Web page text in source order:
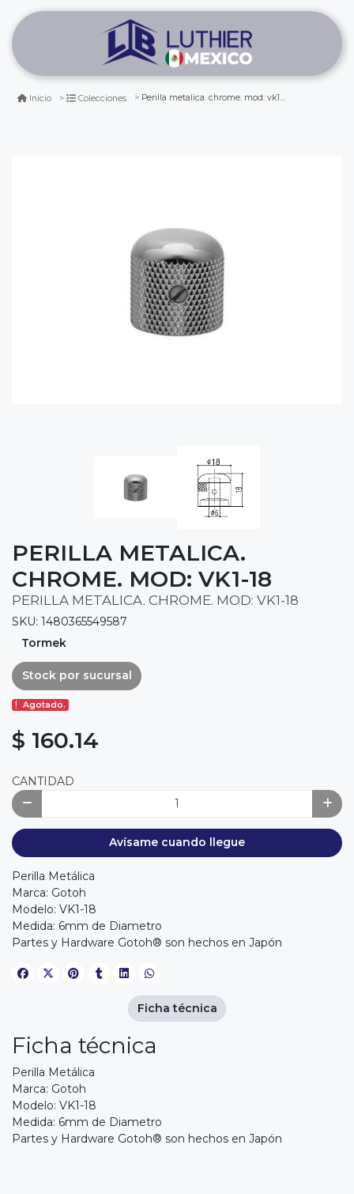
Inicio Colecciones Perilla metalica. chrome. mod: vk1-18
PERILLA METALICA.
CHROME. MOD: VK1-18
PERILLA METALICA. CHROME. MOD: VK1-18
SKU: 1480365549587
Tormek
Stock por sucursal
Agotado.
$ 160.14
CANTIDAD
Avísame cuando llegue
Perilla Metálica
Marca: Gotoh
Modelo: VK1-18
Medida: 6mm de Diametro
Partes y Hardware Gotoh® son hechos en Japón
Ficha técnica
Perilla Metálica
Marca: Gotoh
Modelo: VK1-18
Medida: 6mm de Diametro
Partes y Hardware Gotoh® son hechos en Japón
Ficha técnica